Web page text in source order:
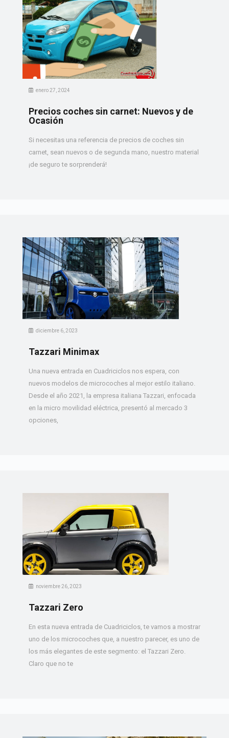
enero 27, 2024
Precios coches sin carnet: Nuevos y de
Ocasión
Si necesitas una referencia de precios de coches sin
carnet, sean nuevos o de segunda mano, nuestro material
¡de seguro te sorprenderá!
diciembre 6, 2023
Tazzari Minimax
Una nueva entrada en Cuadriciclos nos espera, con
nuevos modelos de microcoches al mejor estilo italiano.
Desde el año 2021, la empresa italiana Tazzari, enfocada
en la micro movilidad eléctrica, presentó al mercado 3
opciones,
noviembre 26, 2023
Tazzari Zero
En esta nueva entrada de Cuadriciclos, te vamos a mostrar
uno de los microcoches que, a nuestro parecer, es uno de
los más elegantes de este segmento: el Tazzari Zero.
Claro que no te